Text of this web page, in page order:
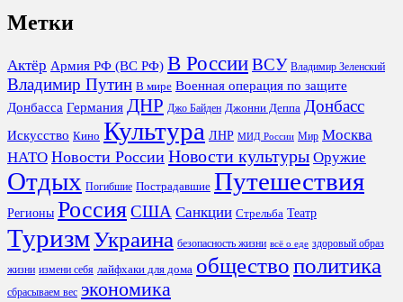
Метки
Актёр Армия РФ (ВС РФ) В РоссииВСУ Владимир Зеленский
Владимир Путин В мире Военная операция по защите
Донбасса Германия ДНР Джо Байден Джонни Деппа Донбасс
Искусство Кино Культура ЛНР МИД России Мир Москва
НАТО Новости России Новости культуры Оружие
Отдых Погибшие Пострадавшие Путешествия
Регионы Россия США Санкции Стрельба Театр
ТуризмУкраина безопасность жизни всё о еде здоровый образ
жизни измени себя лайфхаки для дома обществополитика
сбрасываем вес экономика